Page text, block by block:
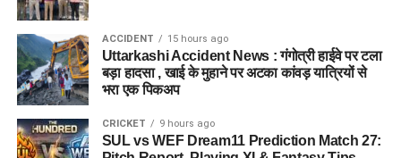
ACCIDENT 15 hours ago
Uttarkashi Accident News : गंगोत्री हाईवे पर टला
बड़ा हादसा , खाई के मुहाने पर अटका कांवड़ यात्रियों से
भरा एक पिकअप
CRICKET 9 hours ago
SUL vs WEF Dream11 Prediction Match 27: